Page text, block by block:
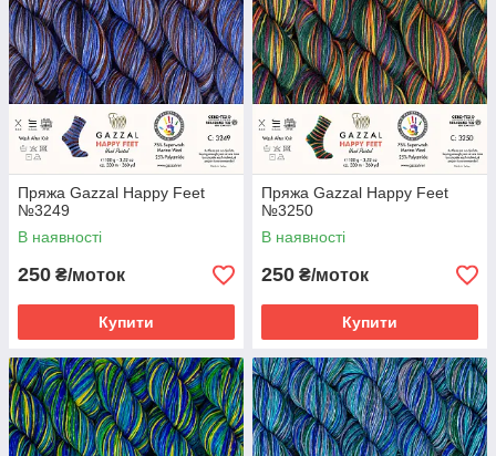
Пряжа Gazzal Happy Feet
№3249
В наявності
250 ₴/моток
Купити
Пряжа Gazzal Happy Feet
№3250
В наявності
250 ₴/моток
Купити